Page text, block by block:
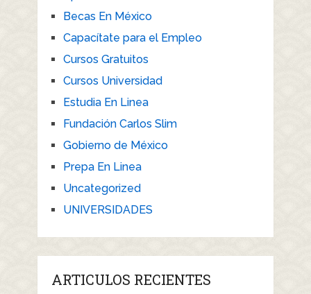
Becas En México
Capacítate para el Empleo
Cursos Gratuitos
Cursos Universidad
Estudia En Linea
Fundación Carlos Slim
Gobierno de México
Prepa En Linea
Uncategorized
UNIVERSIDADES
ARTICULOS RECIENTES